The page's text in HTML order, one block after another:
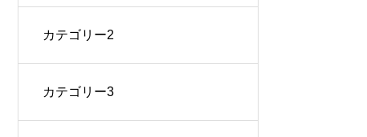
カテゴリー2
カテゴリー3